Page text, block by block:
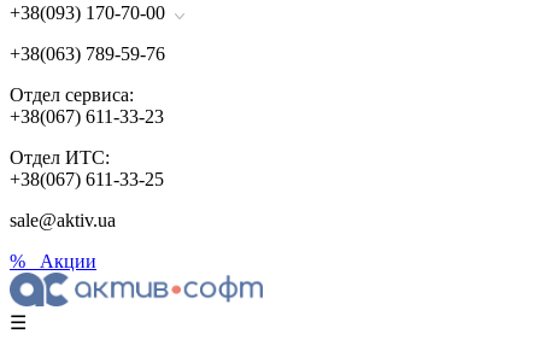
+38(093) 170-70-00
+38(063) 789-59-76
Отдел сервиса:
+38(067) 611-33-23
Отдел ИТС:
+38(067) 611-33-25
sale@aktiv.ua
% Акции
☰